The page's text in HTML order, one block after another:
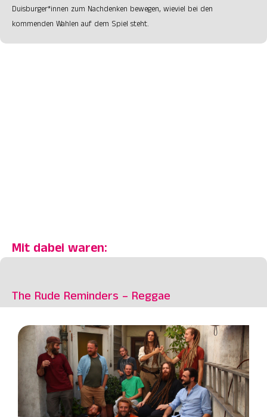
Duisburger*innen zum Nachdenken bewegen, wieviel bei den
kommenden Wahlen auf dem Spiel steht.
Mit dabei waren:
The Rude Reminders – Reggae